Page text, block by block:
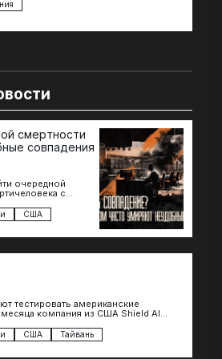
смертности
совпадения
очередной
с
снова
похожими:
США
тестировать американские
месяца компания из США Shield AI
США Тайвань